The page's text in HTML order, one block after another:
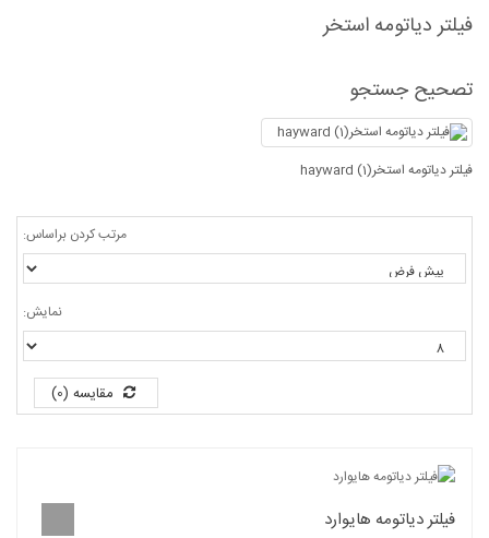
فیلتر دیاتومه استخر
تصحیح جستجو
فیلتر دیاتومه استخرhayward (1)
مرتب کردن براساس:
نمایش:
مقایسه (0)
فیلتر دیاتومه هایوارد